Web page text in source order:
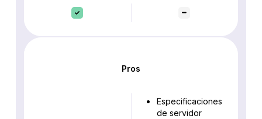
Pros
Especificaciones
de servidor